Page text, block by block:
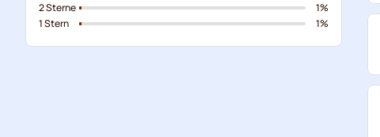
2 Sterne
1 Stern
1%
1%